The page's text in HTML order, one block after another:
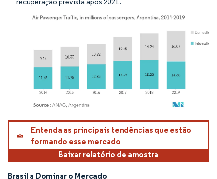
Imagem © Mordor Intelligence. O reuso requer atribuição conforme CC BY 4.0.
Entenda as principais tendências que estão
formando esse mercado
Baixar relatório de amostra
Brasil a Dominar o Mercado